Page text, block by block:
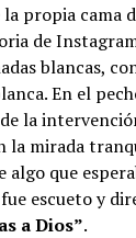
propia cama
de
blancas,
En el
la
la mirada
algo que
escueto y
a Dios”.